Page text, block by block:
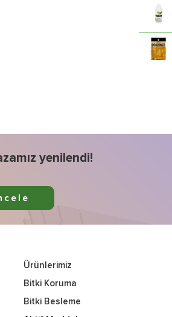
yenilendi!
Ürünlerimiz
Bitki Koruma
Bitki Besleme